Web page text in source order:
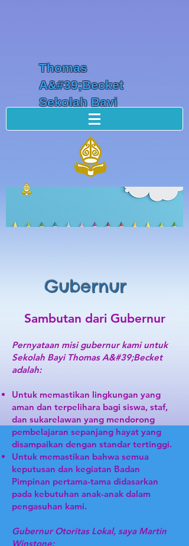
Thomas
A&#39;Becket
Sekolah Bayi
Gubernur
Sambutan dari Gubernur
Pernyataan misi gubernur kami untuk
Sekolah Bayi Thomas A&#39;Becket
adalah:
Untuk memastikan lingkungan yang
aman dan terpelihara bagi siswa, staf,
dan sukarelawan yang mendorong
pembelajaran sepanjang hayat yang
disampaikan dengan standar tertinggi.
Untuk memastikan bahwa semua
keputusan dan kegiatan Badan
Pimpinan pertama-tama didasarkan
pada kebutuhan anak-anak dalam
pengasuhan kami.
Gubernur Otoritas Lokal, saya Martin
Winstone: